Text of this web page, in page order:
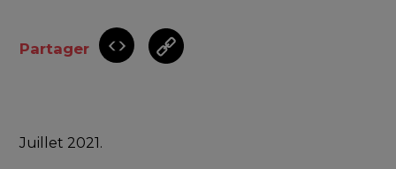
Partager
Juillet 2021.